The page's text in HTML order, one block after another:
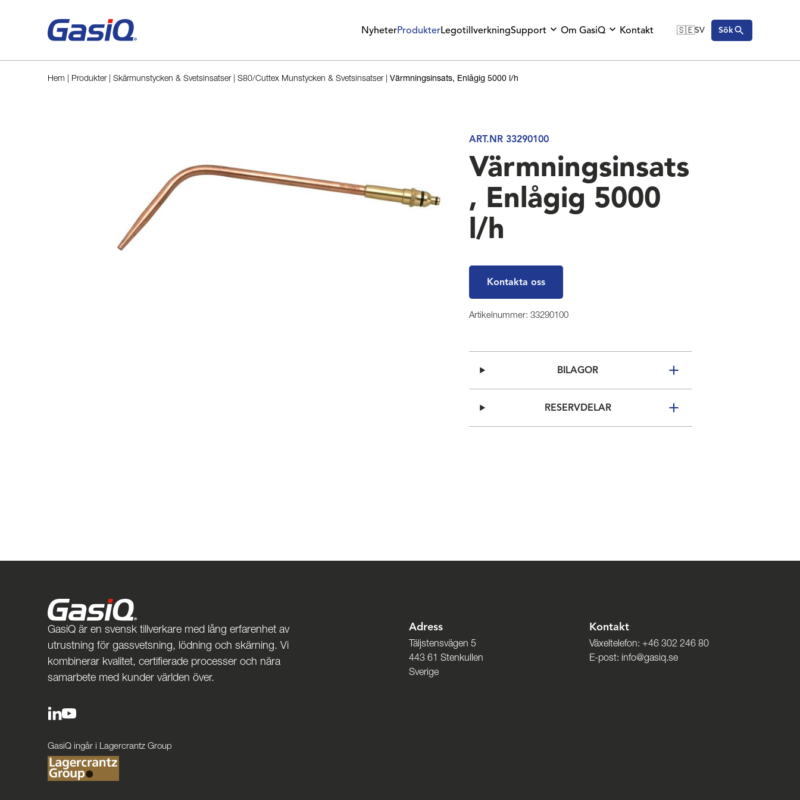
NyheterProdukterLegotillverkningSupport Om GasiQ Kontakt 🇸🇪SV Sök
Hem | Produkter| Skärmunstycken & Svetsinsatser| S80/Cuttex Munstycken & Svetsinsatser| Värmningsinsats, Enlågig 5000 l/h
ART.NR 33290100
Värmningsinsats
, Enlågig 5000
l/h
Kontakta oss
Artikelnummer: 33290100
BILAGOR
RESERVDELAR
GasiQ är en svensk tillverkare med lång erfarenhet av
utrustning för gassvetsning, lödning och skärning. Vi
kombinerar kvalitet, certifierade processer och nära
samarbete med kunder världen över.
GasiQ ingår i Lagercrantz Group
Adress
Täljstensvägen 5
443 61 Stenkullen
Sverige
Kontakt
Växeltelefon:+46 302 246 80
E-post: info@gasiq.se